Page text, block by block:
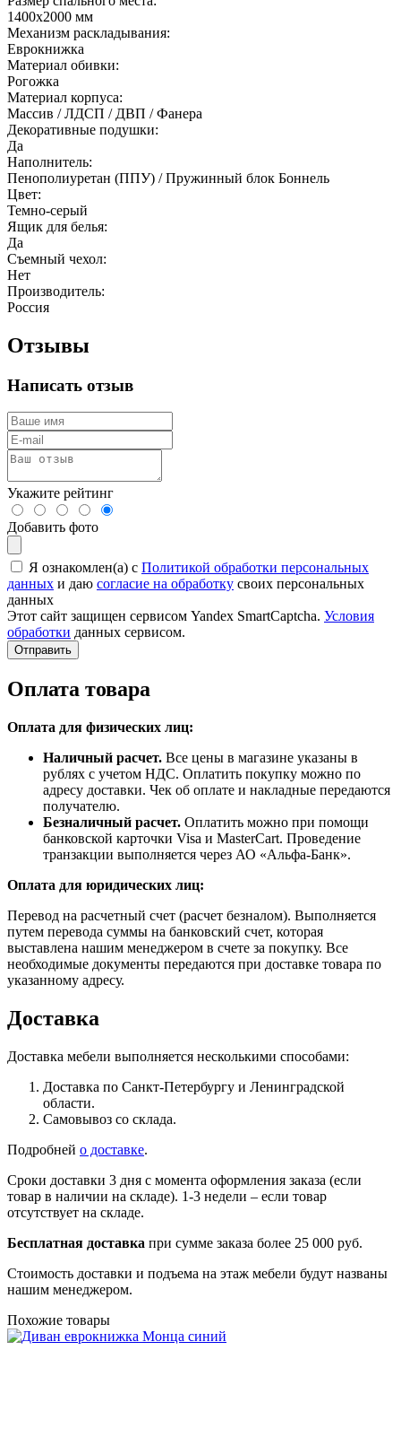
1400х2000 мм
Механизм раскладывания:
Еврокнижка
Материал обивки:
Рогожка
Материал корпуса:
Массив / ЛДСП / ДВП / Фанера
Декоративные подушки:
Да
Наполнитель:
Пенополиуретан (ППУ) / Пружинный блок Боннель
Цвет:
Темно-серый
Ящик для белья:
Да
Съемный чехол:
Нет
Производитель:
Россия
Отзывы
Написать отзыв
Укажите рейтинг
Добавить фото
Я ознакомлен(а) с Политикой обработки персональных
данных и даю согласие на обработку своих персональных
данных
Этот сайт защищен сервисом Yandex SmartCaptcha. Условия
обработки данных сервисом.
Отправить
Оплата товара
Оплата для физических лиц:
Наличный расчет. Все цены в магазине указаны в
рублях с учетом НДС. Оплатить покупку можно по
адресу доставки. Чек об оплате и накладные передаются
получателю.
Безналичный расчет. Оплатить можно при помощи
банковской карточки Visa и MasterCart. Проведение
транзакции выполняется через АО «Альфа-Банк».
Оплата для юридических лиц:
Перевод на расчетный счет (расчет безналом). Выполняется
путем перевода суммы на банковский счет, которая
выставлена нашим менеджером в счете за покупку. Все
необходимые документы передаются при доставке товара по
указанному адресу.
Доставка
Доставка мебели выполняется несколькими способами:
Доставка по Санкт-Петербургу и Ленинградской
области.
Самовывоз со склада.
Подробней о доставке.
Сроки доставки 3 дня с момента оформления заказа (если
товар в наличии на складе). 1-3 недели – если товар
отсутствует на складе.
Бесплатная доставка при сумме заказа более 25 000 руб.
Стоимость доставки и подъема на этаж мебели будут названы
нашим менеджером.
Похожие товары